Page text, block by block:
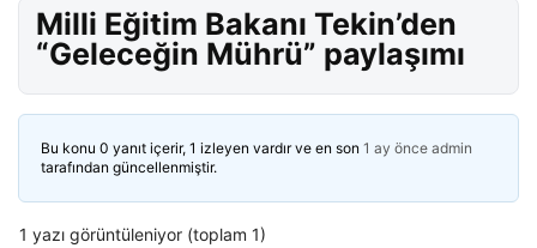
Milli Eğitim Bakanı Tekin’den
“Geleceğin Mührü” paylaşımı
Bu konu 0 yanıt içerir, 1 izleyen vardır ve en son 1 ay önce admin
tarafından güncellenmiştir.
1 yazı görüntüleniyor (toplam 1)